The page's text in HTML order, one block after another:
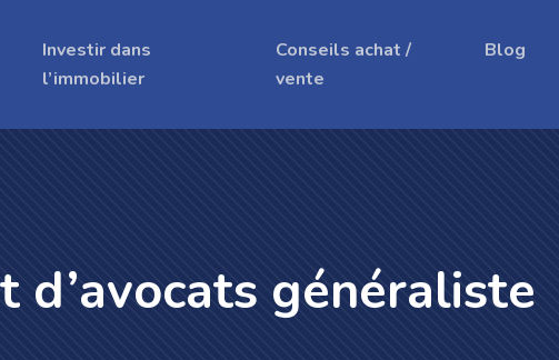
Investir dans
l’immobilier
Conseils achat /
vente
Blog
généraliste